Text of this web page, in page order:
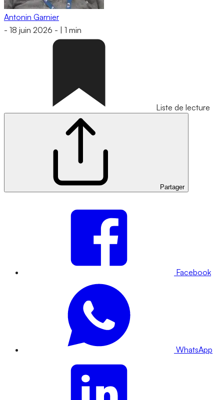
Antonin Garnier
- 18 juin 2026 - 1 min
Liste de lecture
Partager
Facebook
WhatsApp